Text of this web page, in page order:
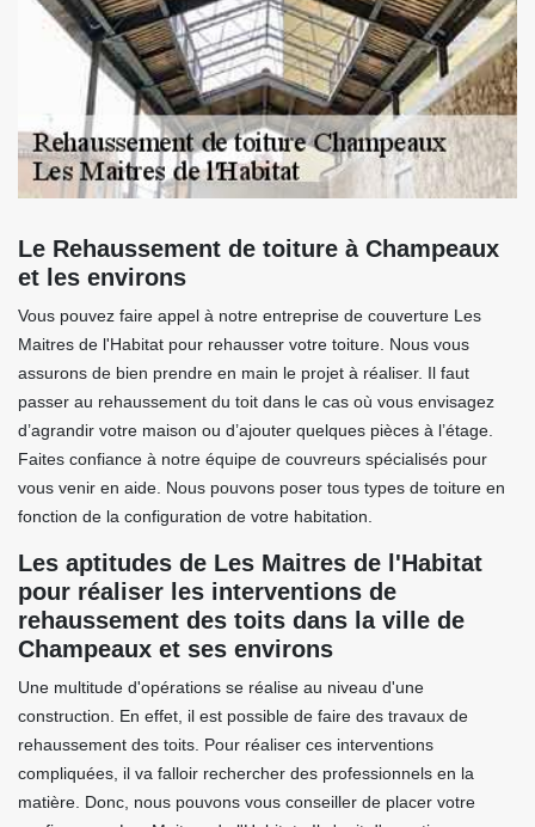
Le Rehaussement de toiture à Champeaux
et les environs
Vous pouvez faire appel à notre entreprise de couverture Les
Maitres de l'Habitat pour rehausser votre toiture. Nous vous
assurons de bien prendre en main le projet à réaliser. Il faut
passer au rehaussement du toit dans le cas où vous envisagez
d’agrandir votre maison ou d’ajouter quelques pièces à l’étage.
Faites confiance à notre équipe de couvreurs spécialisés pour
vous venir en aide. Nous pouvons poser tous types de toiture en
fonction de la configuration de votre habitation.
Les aptitudes de Les Maitres de l'Habitat
pour réaliser les interventions de
rehaussement des toits dans la ville de
Champeaux et ses environs
Une multitude d'opérations se réalise au niveau d'une
construction. En effet, il est possible de faire des travaux de
rehaussement des toits. Pour réaliser ces interventions
compliquées, il va falloir rechercher des professionnels en la
matière. Donc, nous pouvons vous conseiller de placer votre